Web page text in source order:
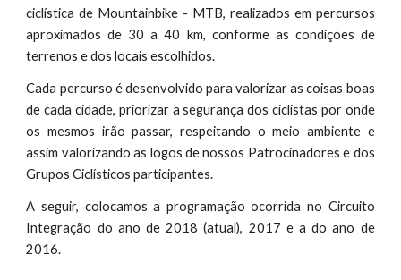
ciclística de Mountainbike - MTB, realizados em percursos
aproximados de 30 a 40 km, conforme as condições de
terrenos e dos locais escolhidos.
Cada percurso é desenvolvido para valorizar as coisas boas
de cada cidade, priorizar a segurança dos ciclistas por onde
os mesmos irão passar, respeitando o meio ambiente e
assim valorizando as logos de nossos Patrocinadores e dos
Grupos Ciclísticos participantes.
A seguir, colocamos a programação ocorrida no Circuito
Integração do ano de 2018 (atual), 2017 e a do ano de
2016.